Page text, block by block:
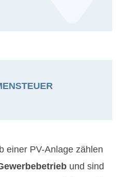
einer PV-Anlage zählen
und sind